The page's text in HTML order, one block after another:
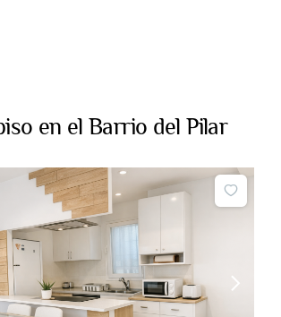
SOBRE NOSOTROS
en el Barrio del Pilar